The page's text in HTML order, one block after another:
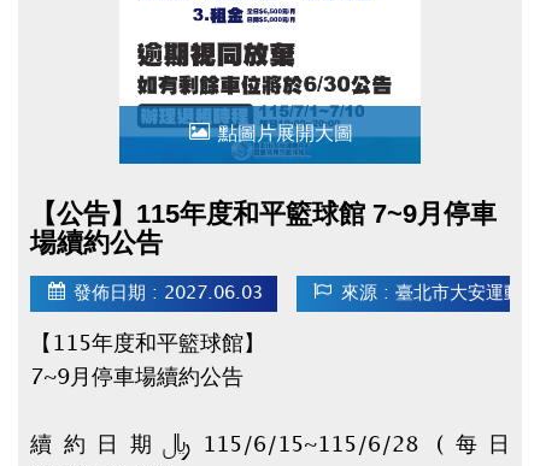
點圖片展開大圖
【公告】115年度和平籃球館 7~9月停車
場續約公告
發佈日期 : 2027.06.03 來源 : 臺北市大安運動
【115年度和平籃球館】
7~9月停車場續約公告
續約日期：115/6/15~115/6/28 (每日